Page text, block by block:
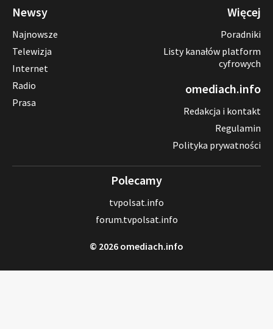
Newsy
Najnowsze
Telewizja
Internet
Radio
Prasa
Więcej
Poradniki
Listy kanałów platform
cyfrowych
omediach.info
Redakcja i kontakt
Regulamin
Polityka prywatności
Polecamy
tvpolsat.info
forum.tvpolsat.info
© 2026 omediach.info